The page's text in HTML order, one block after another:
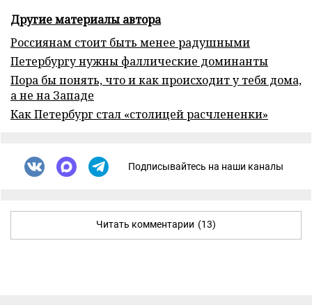
Другие материалы автора
Россиянам стоит быть менее радушными
Петербургу нужны фаллические доминанты
Пора бы понять, что и как происходит у тебя дома,
а не на Западе
Как Петербург стал «столицей расчлененки»
Подписывайтесь на наши каналы
Читать комментарии (13)